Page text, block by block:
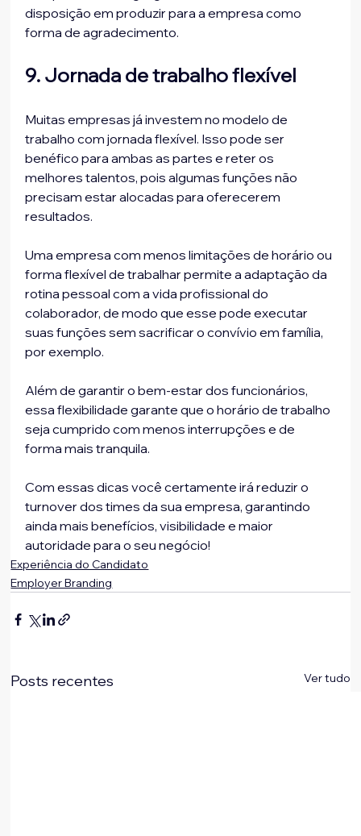
disposição em produzir para a empresa como
9. Jornada de trabalho flexível
Muitas empresas já investem no modelo de
trabalho com jornada flexível. Isso pode ser
benéfico para ambas as partes e reter os
melhores talentos, pois algumas funções não
precisam estar alocadas para oferecerem
resultados.
Uma empresa com menos limitações de horário ou
forma flexível de trabalhar permite a adaptação da
rotina pessoal com a vida profissional do
colaborador, de modo que esse pode executar
suas funções sem sacrificar o convívio em família,
por exemplo.
Além de garantir o bem-estar dos funcionários,
essa flexibilidade garante que o horário de trabalho
seja cumprido com menos interrupções e de
forma mais tranquila.
Com essas dicas você certamente irá reduzir o
turnover dos times da sua empresa, garantindo
ainda mais benefícios, visibilidade e maior
autoridade para o seu negócio!
Experiência do Candidato
Employer Branding
Posts recentes Ver tudo